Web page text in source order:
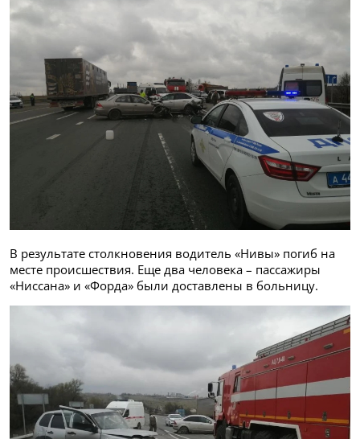
В результате столкновения водитель «Нивы» погиб на
месте происшествия. Еще два человека – пассажиры
«Ниссана» и «Форда» были доставлены в больницу.